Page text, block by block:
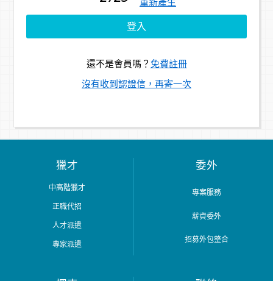
重新產生
還不是會員嗎？ 免費註冊
沒有收到認證信，再寄一次
獵才
中高階獵才
正職代招
人才派遣
專家派遣
委外
專案服務
薪資委外
招募外包整合